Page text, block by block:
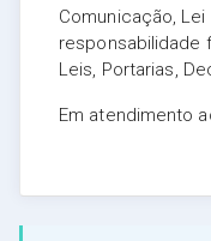
Comunicação,
responsabilidade
Leis, Portarias,
Em atendimento